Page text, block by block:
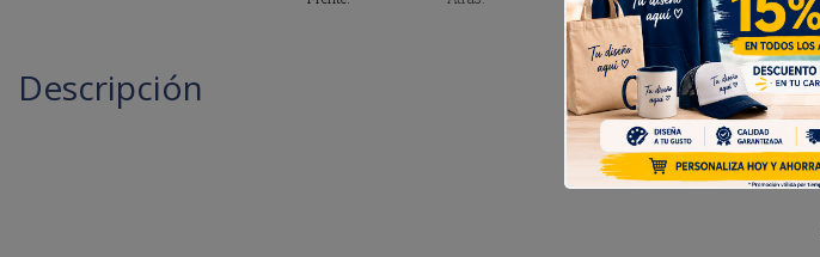
Descripción